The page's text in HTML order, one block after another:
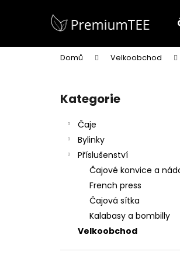
Domů Velkoobchod
Přeskočit
kategorie
Kategorie
Čaje
Bylinky
Příslušenství
Čajové konvice a
French press
Čajová sítka
Kalabasy a bombilly
Velkoobchod
í
Zpět
do
obchodu
Zpět
do
obchodu
COLOMBIA AMBER